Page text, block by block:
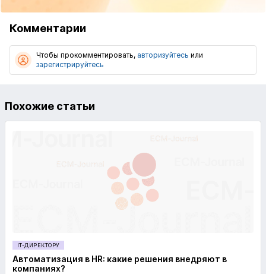
Комментарии
Чтобы прокомментировать, авторизуйтесь или
зарегистрируйтесь
Похожие статьи
IT-ДИРЕКТОРУ
Автоматизация в HR: какие решения внедряют в
компаниях?